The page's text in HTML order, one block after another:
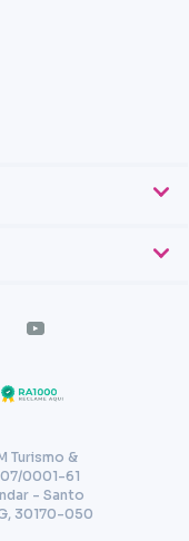
Turismo &
0001-61
- Santo
30170-050